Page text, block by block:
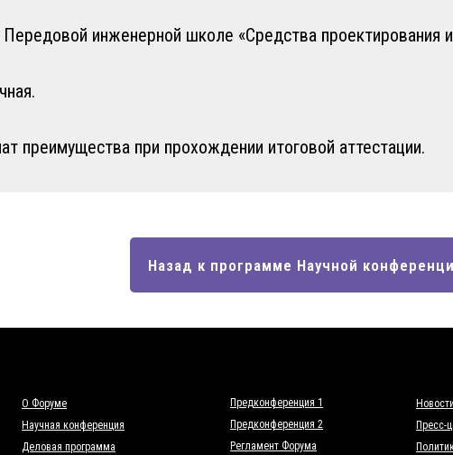
инженерной школе «Средства проектирования
преимущества при прохождении итоговой аттестации.
Назад к программе Научной
О Форуме
Научная конференция
Деловая программа
Предконференция 1
Предконференция 2
Регламент Форума
Новости
Пресс-